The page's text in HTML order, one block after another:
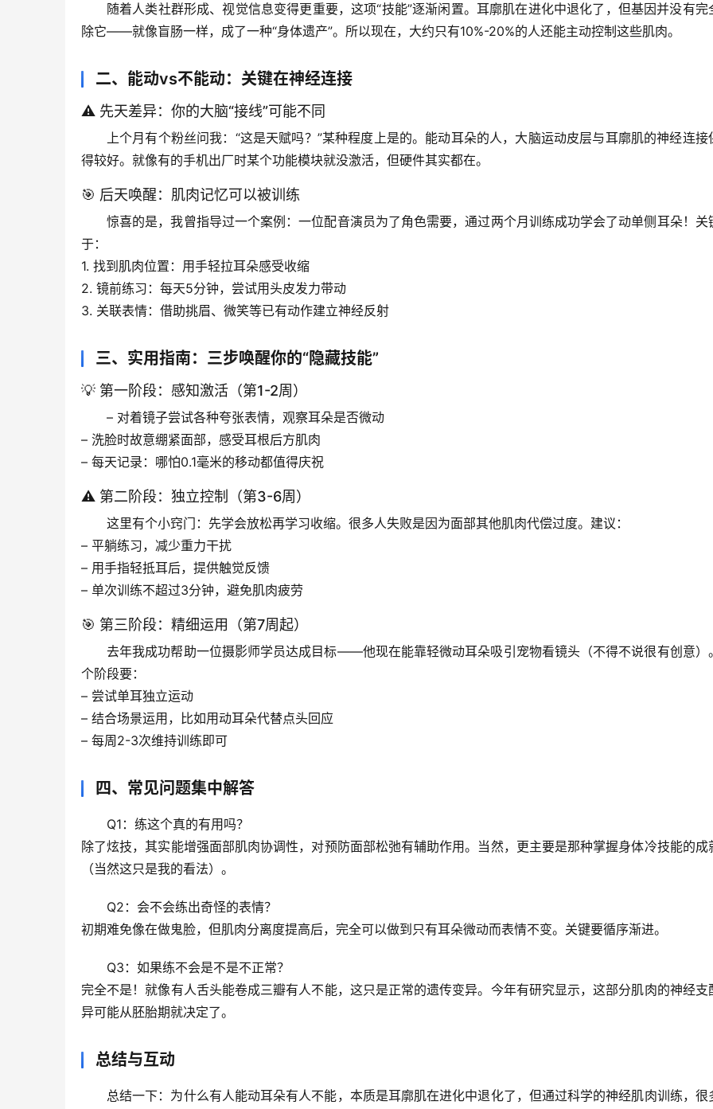
随着人类社群形成、视觉信息变得更重要，这项“技能”逐渐闲置。 耳廓肌在进化中退化了 ，但基因并没有完
除它——就像盲肠一样，成了一种“身体遗产”。所以现在，大约只有10%-20%的人还能主动控制这些肌肉。
二、能动vs不能动：关键在神经连接
⚠️ 先天差异：你的大脑“接线”可能不同
上个月有个粉丝问我：“这是天赋吗？”某种程度上是的。能动耳朵的人， 大脑运动皮层与耳廓肌的神经连接
得较好。就像有的手机出厂时某个功能模块就没激活，但硬件其实都在。
🎯 后天唤醒：肌肉记忆可以被训练
惊喜的是，我曾指导过一个案例：一位配音演员为了角色需要，通过两个月训练成功学会了动单侧耳朵！关
于：
1. 找到肌肉位置 ：用手轻拉耳朵感受收缩
2. 镜前练习 ：每天5分钟，尝试用头皮发力带动
3. 关联表情：借助挑眉、微笑等已有动作建立神经反射
三、实用指南：三步唤醒你的“隐藏技能”
💡 第一阶段：感知激活（第1-2周）
– 对着镜子尝试各种夸张表情，观察耳朵是否微动
– 洗脸时故意绷紧面部，感受耳根后方肌肉
– 每天记录 ：哪怕0.1毫米的移动都值得庆祝
⚠️ 第二阶段：独立控制（第3-6周）
这里有个小窍门： 先学会放松再学习收缩。很多人失败是因为面部其他肌肉代偿过度。建议：
– 平躺练习，减少重力干扰
– 用手指轻抵耳后，提供触觉反馈
– 单次训练不超过3分钟，避免肌肉疲劳
🎯 第三阶段：精细运用（第7周起）
去年我成功帮助一位摄影师学员达成目标——他现在能靠轻微动耳朵吸引宠物看镜头（不得不说很有创意）
个阶段要：
– 尝试单耳独立运动
– 结合场景运用，比如用动耳朵代替点头回应
– 每周2-3次维持训练即可
四、常见问题集中解答
Q1：练这个真的有用吗？
除了炫技，其实能增强面部肌肉协调性，对预防面部松弛有辅助作用。当然，更主要是那种掌握身体冷技能的成
（当然这只是我的看法）。
Q2：会不会练出奇怪的表情？
初期难免像在做鬼脸，但肌肉分离度提高后，完全可以做到 只有耳朵微动而表情不变。关键要循序渐进。
Q3：如果练不会是不是不正常？
完全不是！就像有人舌头能卷成三瓣有人不能，这只是正常的遗传变异。今年有研究显示，这部分肌肉的神经支
异可能从胚胎期就决定了。
总结与互动
总结一下： 为什么有人能动耳朵有人不能，本质是耳廓肌在进化中退化了 ，但通过科学的神经肌肉训练，很